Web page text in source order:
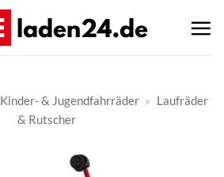
Kinder- & Jugendfahrräder » Laufräder
& Rutscher